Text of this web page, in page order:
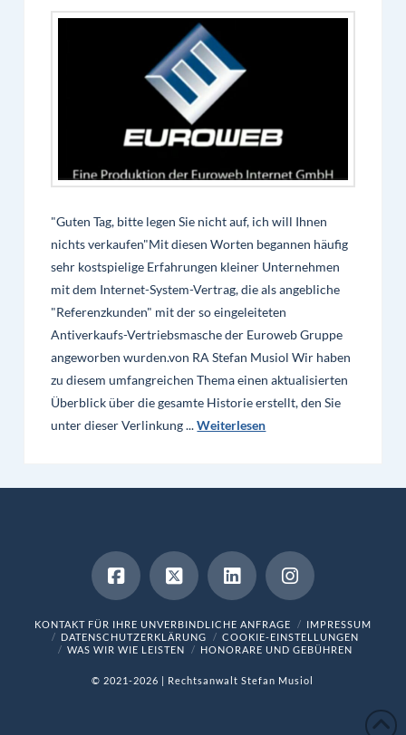
"Guten Tag, bitte legen Sie nicht auf, ich will Ihnen
nichts verkaufen"Mit diesen Worten begannen häufig
sehr kostspielige Erfahrungen kleiner Unternehmen
mit dem Internet-System-Vertrag, die als angebliche
"Referenzkunden" mit der so eingeleiteten
Antiverkaufs-Vertriebsmasche der Euroweb Gruppe
angeworben wurden.von RA Stefan Musiol Wir haben
zu diesem umfangreichen Thema einen aktualisierten
Überblick über die gesamte Historie erstellt, den Sie
unter dieser Verlinkung ...Weiterlesen
KONTAKT FÜR IHRE UNVERBINDLICHE ANFRAGE
IMPRESSUM
DATENSCHUTZERKLÄRUNG
COOKIE-EINSTELLUNGEN
WAS WIR WIE LEISTEN
HONORARE UND GEBÜHREN
© 2021-2026 | Rechtsanwalt Stefan Musiol